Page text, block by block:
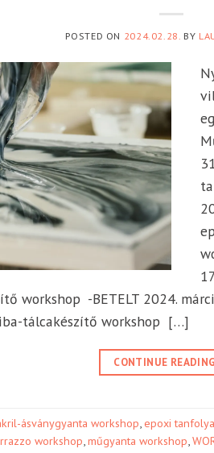
POSTED ON 2024.02.28. BY
workshop -BETELT 2024.
tálcakészítő workshop […]
CONTINUE READING
ásványgyanta workshop,epoxi
workshop,műgyanta workshop,